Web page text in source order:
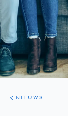
ARTIKELEN
HET
KORT
NIEUWS